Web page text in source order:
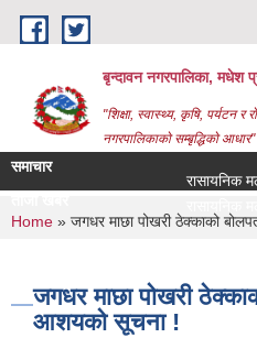
Skip to main content
बृन्दावन नगरपालिका, मधेश
"शिक्षा, स्वास्थ्य, कृषि, पर्यटन र
नगरपालिकाको सम्बृद्धिको आधार"
समाचार
रासायनिक मलको
You are here
Home » जगधर माछा पोखरी ठेक्काको
जगधर माछा पोखरी
आशयको सूचना !